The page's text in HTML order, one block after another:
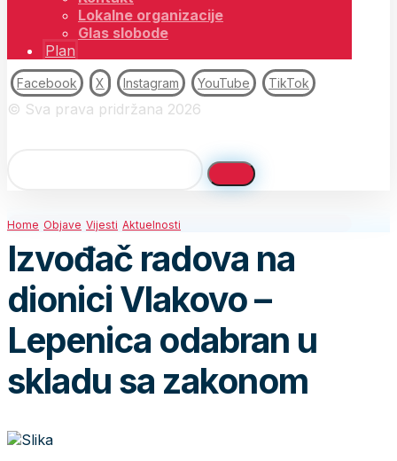
Lokalne organizacije
Glas slobode
Plan
Facebook X Instagram YouTube TikTok
© Sva prava pridržana 2026
Home Objave Vijesti Aktuelnosti
Izvođač radova na
dionici Vlakovo –
Lepenica odabran u
skladu sa zakonom